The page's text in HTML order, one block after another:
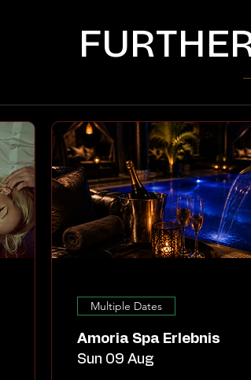
Multiple Dates
Amoria Spa Erlebnis
Sun 09 Aug